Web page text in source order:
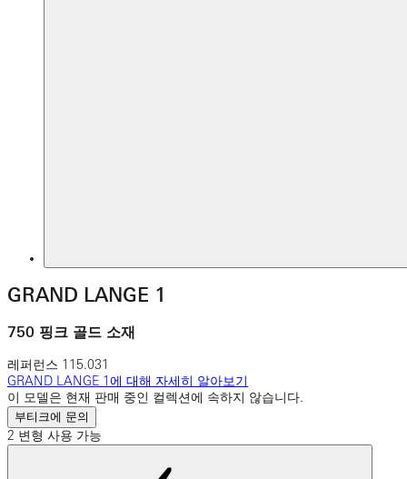
GRAND LANGE 1
750 핑크 골드 소재
레퍼런스 115.031
GRAND LANGE 1에 대해 자세히 알아보기
이 모델은 현재 판매 중인 컬렉션에 속하지 않습니다.
부티크에 문의
2 변형 사용 가능